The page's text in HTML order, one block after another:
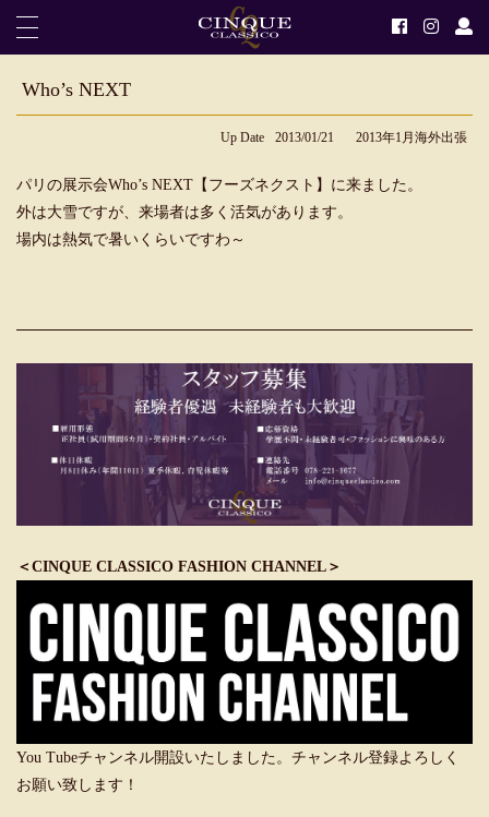
Who’s NEXT
Up Date 2013/01/21 2013年1月海外出張
パリの展示会Who’s NEXT【フーズネクスト】に来ました。
外は大雪ですが、来場者は多く活気があります。
場内は熱気で暑いくらいですわ～
＜CINQUE CLASSICO FASHION CHANNEL＞
You Tubeチャンネル開設いたしました。チャンネル登録よろしく
お願い致します！